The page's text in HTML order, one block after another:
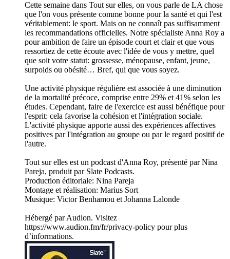
Cette semaine dans Tout sur elles, on vous parle de LA chose
que l'on vous présente comme bonne pour la santé et qui l'est
véritablement: le sport. Mais on ne connaît pas suffisamment
les recommandations officielles. Notre spécialiste Anna Roy a
pour ambition de faire un épisode court et clair et que vous
ressortiez de cette écoute avec l'idée de vous y mettre, quel
que soit votre statut: grossesse, ménopause, enfant, jeune,
surpoids ou obésité… Bref, qui que vous soyez.
Une activité physique régulière est associée à une diminution
de la mortalité précoce, comprise entre 29% et 41% selon les
études. Cependant, faire de l'exercice est aussi bénéfique pour
l'esprit: cela favorise la cohésion et l'intégration sociale.
L'activité physique apporte aussi des expériences affectives
positives par l'intégration au groupe ou par le regard positif de
l'autre.
Tout sur elles est un podcast d'Anna Roy, présenté par Nina
Pareja, produit par Slate Podcasts.
Production éditoriale: Nina Pareja
Montage et réalisation: Marius Sort
Musique: Victor Benhamou et Johanna Lalonde
Hébergé par Audion. Visitez
https://www.audion.fm/fr/privacy-policy pour plus
d’informations.